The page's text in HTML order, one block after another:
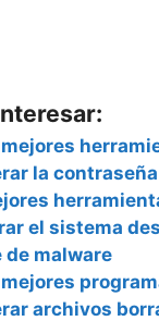
mejores
la
el sistema
de malware
mejores
archivos